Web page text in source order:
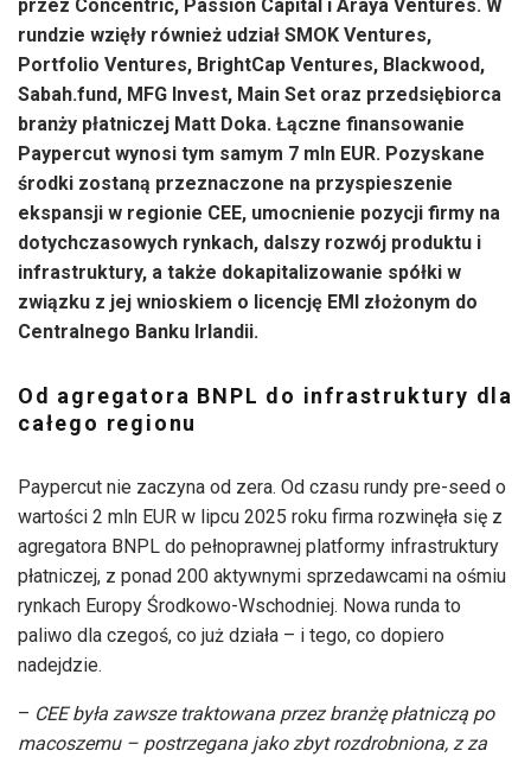
przez Concentric, Passion Capital i Araya Ventures. W
rundzie wzięły również udział SMOK Ventures,
Portfolio Ventures, BrightCap Ventures, Blackwood,
Sabah.fund, MFG Invest, Main Set oraz przedsiębiorca
branży płatniczej Matt Doka. Łączne finansowanie
Paypercut wynosi tym samym 7 mln EUR. Pozyskane
środki zostaną przeznaczone na przyspieszenie
ekspansji w regionie CEE, umocnienie pozycji firmy na
dotychczasowych rynkach, dalszy rozwój produktu i
infrastruktury, a także dokapitalizowanie spółki w
związku z jej wnioskiem o licencję EMI złożonym do
Centralnego Banku Irlandii.
Od agregatora BNPL do infrastruktury dla
całego regionu
Paypercut nie zaczyna od zera. Od czasu rundy pre-seed o
wartości 2 mln EUR w lipcu 2025 roku firma rozwinęła się z
agregatora BNPL do pełnoprawnej platformy infrastruktury
płatniczej, z ponad 200 aktywnymi sprzedawcami na ośmiu
rynkach Europy Środkowo-Wschodniej. Nowa runda to
paliwo dla czegoś, co już działa – i tego, co dopiero
nadejdzie.
– CEE była zawsze traktowana przez branżę płatniczą po
macoszemu – postrzegana jako zbyt rozdrobniona, z za